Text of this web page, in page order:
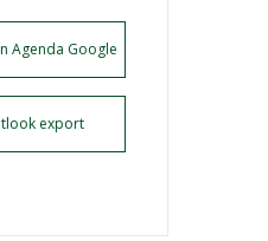
Agenda Google
export